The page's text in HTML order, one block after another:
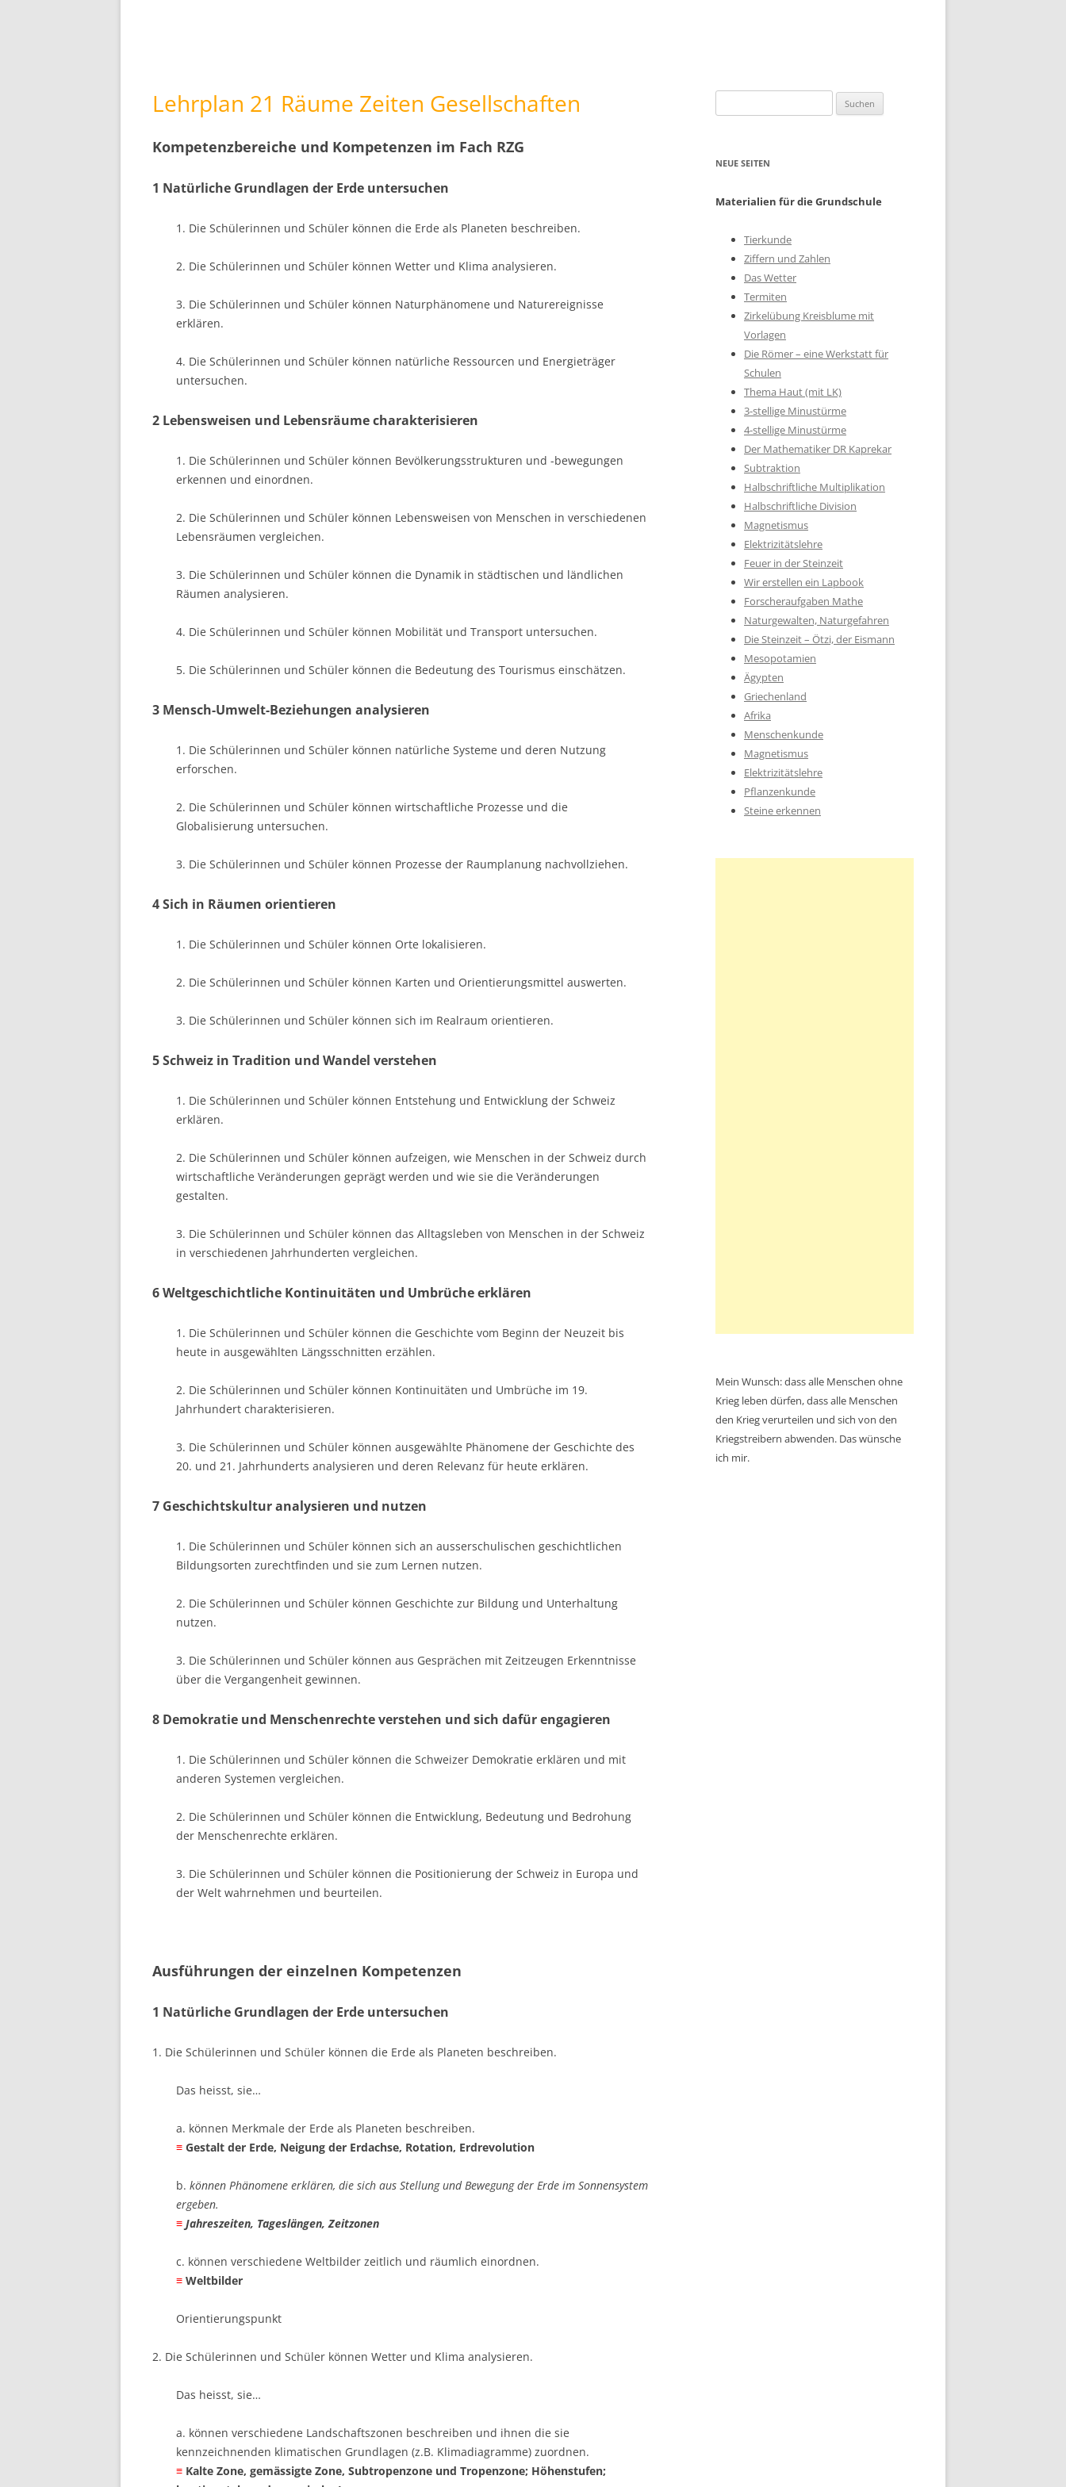
Lehrplan 21 Räume Zeiten Gesellschaften
Kompetenzbereiche und Kompetenzen im Fach RZG
1 Natürliche Grundlagen der Erde untersuchen
1. Die Schülerinnen und Schüler können die Erde als Planeten beschreiben.
2. Die Schülerinnen und Schüler können Wetter und Klima analysieren.
3. Die Schülerinnen und Schüler können Naturphänomene und Naturereignisse
erklären.
4. Die Schülerinnen und Schüler können natürliche Ressourcen und Energieträger
untersuchen.
2 Lebensweisen und Lebensräume charakterisieren
1. Die Schülerinnen und Schüler können Bevölkerungsstrukturen und -bewegungen
erkennen und einordnen.
2. Die Schülerinnen und Schüler können Lebensweisen von Menschen in verschiedenen
Lebensräumen vergleichen.
3. Die Schülerinnen und Schüler können die Dynamik in städtischen und ländlichen
Räumen analysieren.
4. Die Schülerinnen und Schüler können Mobilität und Transport untersuchen.
5. Die Schülerinnen und Schüler können die Bedeutung des Tourismus einschätzen.
3 Mensch-Umwelt-Beziehungen analysieren
1. Die Schülerinnen und Schüler können natürliche Systeme und deren Nutzung
erforschen.
2. Die Schülerinnen und Schüler können wirtschaftliche Prozesse und die
Globalisierung untersuchen.
3. Die Schülerinnen und Schüler können Prozesse der Raumplanung nachvollziehen.
4 Sich in Räumen orientieren
1. Die Schülerinnen und Schüler können Orte lokalisieren.
2. Die Schülerinnen und Schüler können Karten und Orientierungsmittel auswerten.
3. Die Schülerinnen und Schüler können sich im Realraum orientieren.
5 Schweiz in Tradition und Wandel verstehen
1. Die Schülerinnen und Schüler können Entstehung und Entwicklung der Schweiz
erklären.
2. Die Schülerinnen und Schüler können aufzeigen, wie Menschen in der Schweiz durch
wirtschaftliche Veränderungen geprägt werden und wie sie die Veränderungen
gestalten.
3. Die Schülerinnen und Schüler können das Alltagsleben von Menschen in der Schweiz
in verschiedenen Jahrhunderten vergleichen.
6 Weltgeschichtliche Kontinuitäten und Umbrüche erklären
1. Die Schülerinnen und Schüler können die Geschichte vom Beginn der Neuzeit bis
heute in ausgewählten Längsschnitten erzählen.
2. Die Schülerinnen und Schüler können Kontinuitäten und Umbrüche im 19.
Jahrhundert charakterisieren.
3. Die Schülerinnen und Schüler können ausgewählte Phänomene der Geschichte des
20. und 21. Jahrhunderts analysieren und deren Relevanz für heute erklären.
7 Geschichtskultur analysieren und nutzen
1. Die Schülerinnen und Schüler können sich an ausserschulischen geschichtlichen
Bildungsorten zurechtfinden und sie zum Lernen nutzen.
2. Die Schülerinnen und Schüler können Geschichte zur Bildung und Unterhaltung
nutzen.
3. Die Schülerinnen und Schüler können aus Gesprächen mit Zeitzeugen Erkenntnisse
über die Vergangenheit gewinnen.
8 Demokratie und Menschenrechte verstehen und sich dafür engagieren
1. Die Schülerinnen und Schüler können die Schweizer Demokratie erklären und mit
anderen Systemen vergleichen.
2. Die Schülerinnen und Schüler können die Entwicklung, Bedeutung und Bedrohung
der Menschenrechte erklären.
3. Die Schülerinnen und Schüler können die Positionierung der Schweiz in Europa und
der Welt wahrnehmen und beurteilen.
Ausführungen der einzelnen Kompetenzen
1 Natürliche Grundlagen der Erde untersuchen
1. Die Schülerinnen und Schüler können die Erde als Planeten beschreiben.
Das heisst, sie…
a. können Merkmale der Erde als Planeten beschreiben. ​
≡ Gestalt der Erde, Neigung der Erdachse, Rotation, Erdrevolution
b. können Phänomene erklären, die sich aus Stellung und Bewegung der Erde im Sonnensystem
ergeben.
≡ Jahreszeiten, Tageslängen, Zeitzonen
c. können verschiedene Weltbilder zeitlich und räumlich einordnen. ​
≡ Weltbilder
Orientierungspunkt
2. Die Schülerinnen und Schüler können Wetter und Klima analysieren.
Das heisst, sie…
a. können verschiedene Landschaftszonen beschreiben und ihnen die sie
kennzeichnenden klimatischen Grundlagen (z.B. Klimadiagramme) zuordnen. ​
≡ Kalte Zone, gemässigte Zone, Subtropenzone und Tropenzone; Höhenstufen;
nach:
NEUE SEITEN
Materialien für die Grundschule
Tierkunde
Ziffern und Zahlen
Das Wetter
Termiten
Zirkelübung Kreisblume mit
Vorlagen
Die Römer – eine Werkstatt für
Schulen
Thema Haut (mit LK)
3-stellige Minustürme
4-stellige Minustürme
Der Mathematiker DR Kaprekar
Subtraktion
Halbschriftliche Multiplikation
Halbschriftliche Division
Magnetismus
Elektrizitätslehre
Feuer in der Steinzeit
Wir erstellen ein Lapbook
Forscheraufgaben Mathe
Naturgewalten, Naturgefahren
Die Steinzeit – Ötzi, der Eismann
Mesopotamien
Ägypten
Griechenland
Afrika
Menschenkunde
Magnetismus
Elektrizitätslehre
Pflanzenkunde
Steine erkennen
Mein Wunsch: dass alle Menschen ohne
Krieg leben dürfen, dass alle Menschen
den Krieg verurteilen und sich von den
Kriegstreibern abwenden. Das wünsche
ich mir.